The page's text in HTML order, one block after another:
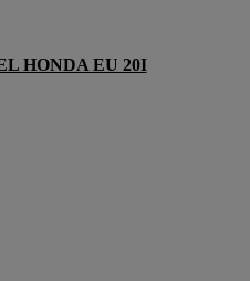
HONDA EU 20I